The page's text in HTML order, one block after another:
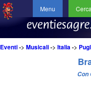
Menu Cerca
Eventi-> Musicali-> Italia->
Con